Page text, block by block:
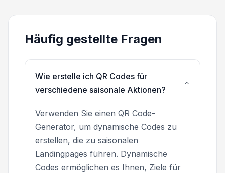
Häufig gestellte Fragen
Wie erstelle ich QR Codes für
verschiedene saisonale Aktionen?
Verwenden Sie einen QR Code-
Generator, um dynamische Codes zu
erstellen, die zu saisonalen
Landingpages führen. Dynamische
Codes ermöglichen es Ihnen, Ziele für